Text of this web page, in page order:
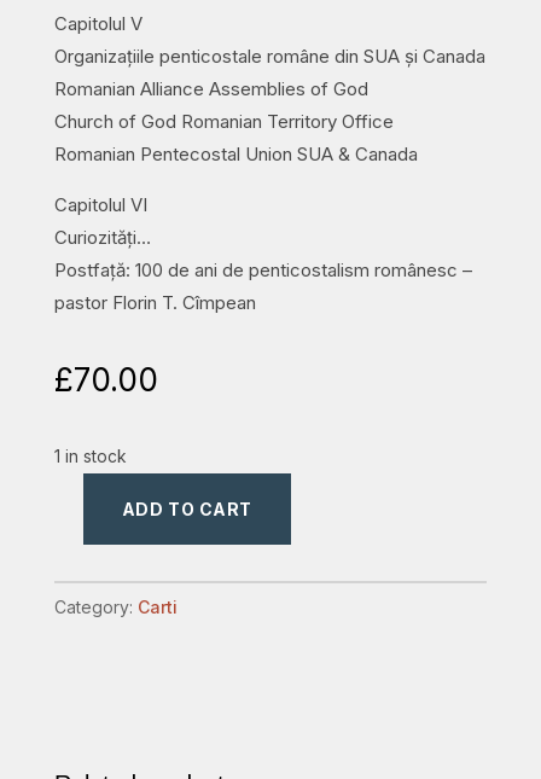
Capitolul V
Organizațiile penticostale române din SUA și Canada
Romanian Alliance Assemblies of God
Church of God Romanian Territory Office
Romanian Pentecostal Union SUA & Canada
Capitolul VI
Curiozități…
Postfață: 100 de ani de penticostalism românesc –
pastor Florin T. Cîmpean
£70.00
1 in stock
Penticostale
Române
ADD TO CART
Category: Carti